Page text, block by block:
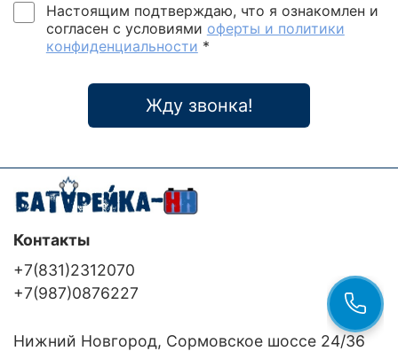
Настоящим подтверждаю, что я ознакомлен и
согласен с условиями оферты и политики
конфиденциальности *
Жду звонка!
Контакты
+7(831)2312070
+7(987)0876227
Нижний Новгород, Сормовское шоссе 24/36